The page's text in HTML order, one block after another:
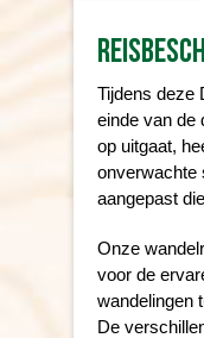
Tijdens deze
einde van de
op uitgaat,
onverwachte
aangepast
Onze
voor de
wandelingen
De